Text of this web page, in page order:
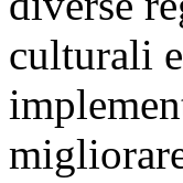
culturali